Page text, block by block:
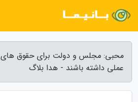
محبی: مجلس و دولت برای حقوق های
عملی داشته باشند - هدا بلاگ